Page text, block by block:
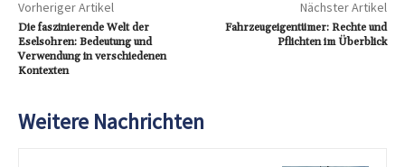
Vorheriger Artikel
Die faszinierende Welt der
Eselsohren: Bedeutung und
Verwendung in verschiedenen
Kontexten
Nächster Artikel
Fahrzeugeigentümer: Rechte und
Pflichten im Überblick
Weitere Nachrichten